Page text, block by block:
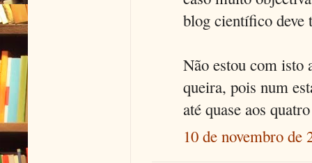
blog científico
Não estou com isto
queira, pois num
até quase aos
10 de novembro de